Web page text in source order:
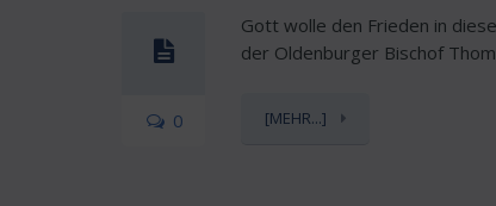
0
Gott wolle den Frieden in
der Oldenburger Bischof
[MEHR...]